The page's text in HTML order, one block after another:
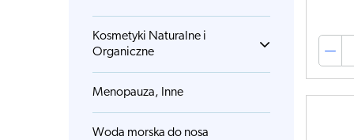
Kosmetyki Naturalne i
Organiczne
Menopauza, Inne
Woda morska do nosa